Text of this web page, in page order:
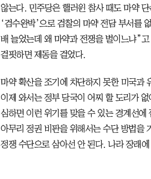
않는다. 민주당은 핼러윈 참사 때도 마약
‘검수완박’으로 검찰의 마약 전담 부서를
배 늘었는데 왜 마약과 전쟁을 벌이느냐”
걸핏하면 제동을 걸었다.
마약 확산을 조기에 차단하지 못한 미국과
이제 와서는 정부 당국이 어찌 할 도리가
심하면 이런 위기를 맞을 수 있는 경계선
아무리 정권 비판을 위해서는 수단 방법을
정쟁 수단으로 삼아선 안 된다. 나라 장래